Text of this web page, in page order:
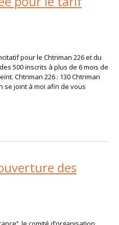
pour le Chtriman 226 et du
500 inscrits à plus de 6 mois de
Chtriman 226 : 130 Chtriman
se joint à moi afin de vous
des